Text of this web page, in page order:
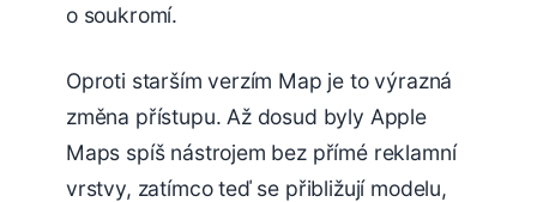
o soukromí.
Oproti starším verzím Map je to výrazná
změna přístupu. Až dosud byly Apple
Maps spíš nástrojem bez přímé reklamní
vrstvy, zatímco teď se přibližují modelu,